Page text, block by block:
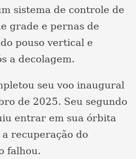
sistema de controle de
grade e pernas de
pouso vertical e
a decolagem.
seu voo inaugural
de 2025. Seu segundo
entrar em sua órbita
recuperação do
falhou.